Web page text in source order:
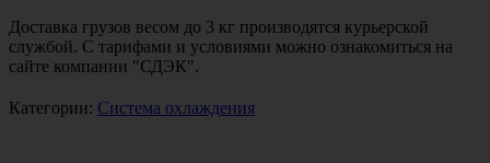
Доставка грузов весом до 3 кг производятся курьерской
службой. С тарифами и условиями можно ознакомиться на
сайте компании "СДЭК".
Категории: Система охлаждения